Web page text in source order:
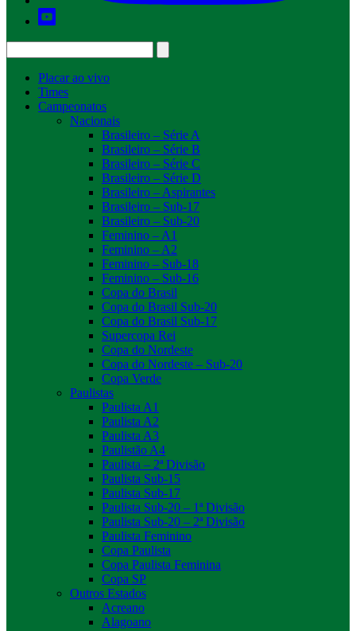
Placar ao vivo
Times
Campeonatos
Nacionais
Brasileiro – Série A
Brasileiro – Série B
Brasileiro – Série C
Brasileiro – Série D
Brasileiro – Aspirantes
Brasileiro – Sub-17
Brasileiro – Sub-20
Feminino – A1
Feminino – A2
Feminino – Sub-18
Feminino – Sub-16
Copa do Brasil
Copa do Brasil Sub-20
Copa do Brasil Sub-17
Supercopa Rei
Copa do Nordeste
Copa do Nordeste – Sub-20
Copa Verde
Paulistas
Paulista A1
Paulista A2
Paulista A3
Paulistão A4
Paulista – 2ª Divisão
Paulista Sub-15
Paulista Sub-17
Paulista Sub-20 – 1ª Divisão
Paulista Sub-20 – 2ª Divisão
Paulista Feminino
Copa Paulista
Copa Paulista Feminina
Copa SP
Outros Estados
Acreano
Alagoano